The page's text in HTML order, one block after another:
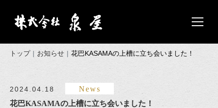
トップ お知らせ 花巴KASAMAの上槽に立ち会いました！
2024.04.18
News
花巴KASAMAの上槽に立ち会いました！